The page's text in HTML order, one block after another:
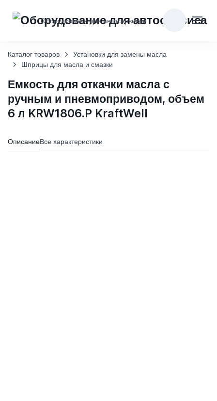
Оборудование для автосервисов
Каталог товаров
Установки для замены масла
Шприцы для масла и смазки
Емкость для откачки масла с
ручным и пневмоприводом, объем
6 л KRW1806.P KraftWell
ОписаниеВсе характеристики